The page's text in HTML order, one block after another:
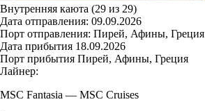
Внутренняя каюта (29 из 29)
Дата отправления: 09.09.2026
Порт отправления: Пирей, Афины, Греция
Дата прибытия 18.09.2026
Порт прибытия Пирей, Афины, Греция
Лайнер:
MSC Fantasia — MSC Cruises